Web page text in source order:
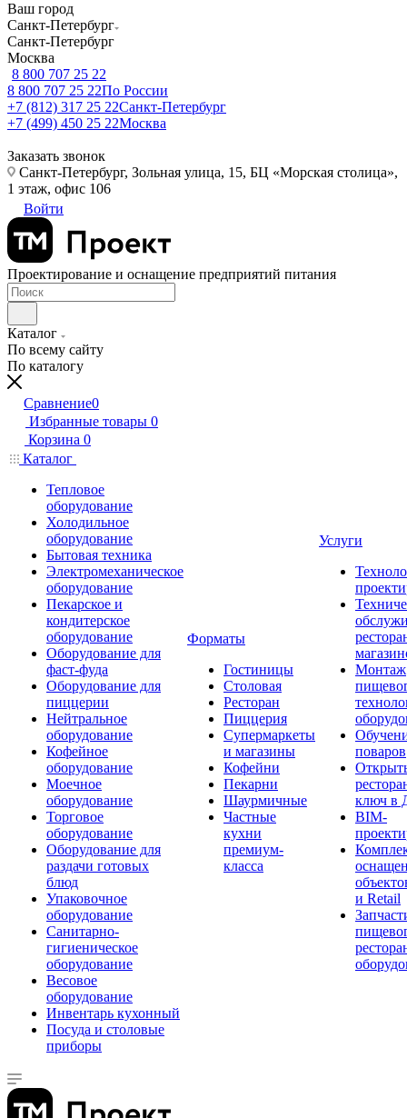
Ваш город
Санкт-Петербург
Санкт-Петербург
Москва
8 800 707 25 22
8 800 707 25 22По России
+7 (812) 317 25 22Санкт-Петербург
+7 (499) 450 25 22Москва
Заказать звонок
Санкт-Петербург, Зольная улица, 15, БЦ «Морская столица»,
1 этаж, офис 106
Войти
Проектирование и оснащение предприятий питания
Каталог
По всему сайту
По каталогу
Сравнение0
Избранные товары 0
Корзина 0
Каталог
Тепловое
оборудование
Холодильное
оборудование
Бытовая техника
Электромеханическое
оборудование
Пекарское и
кондитерское
оборудование
Оборудование для
фаст-фуда
Оборудование для
пиццерии
Нейтральное
оборудование
Кофейное
оборудование
Моечное
оборудование
Торговое
оборудование
Оборудование для
раздачи готовых
блюд
Упаковочное
оборудование
Санитарно-
гигиеническое
оборудование
Весовое
оборудование
Инвентарь кухонный
Посуда и столовые
приборы
Форматы
Гостиницы
Столовая
Ресторан
Пиццерия
Супермаркеты
и магазины
Кофейни
Пекарни
Шаурмичные
Частные
кухни
премиум-
класса
Услуги
Монтаж
поваров
ключ в
BIM-
и Retail